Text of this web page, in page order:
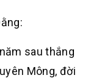
sau thắng
Mông, đời